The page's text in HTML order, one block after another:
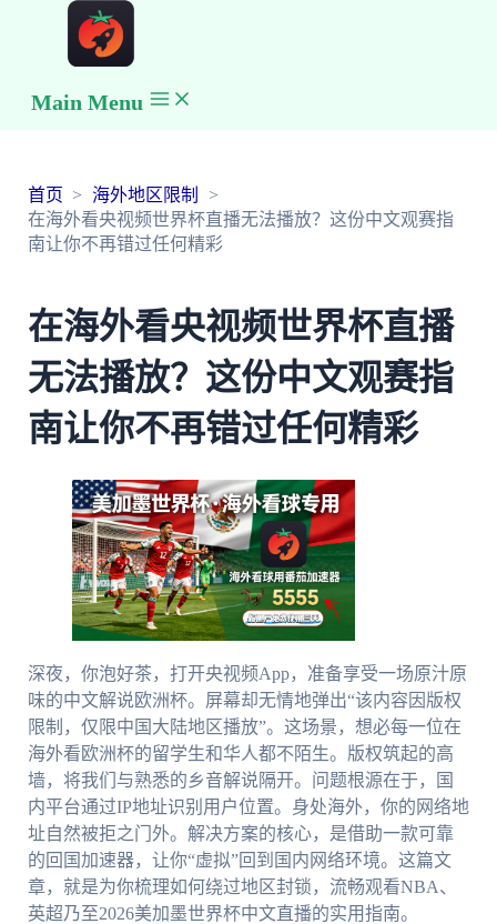
Main Menu
首页
海外地区限制
在海外看央视频世界杯直播无法播放？这份中文观赛指
南让你不再错过任何精彩
在海外看央视频世界杯直播
无法播放？这份中文观赛指
南让你不再错过任何精彩
深夜，你泡好茶，打开央视频App，准备享受一场原汁原
味的中文解说欧洲杯。屏幕却无情地弹出“该内容因版权
限制，仅限中国大陆地区播放”。这场景，想必每一位在
海外看欧洲杯的留学生和华人都不陌生。版权筑起的高
墙，将我们与熟悉的乡音解说隔开。问题根源在于，国
内平台通过IP地址识别用户位置。身处海外，你的网络地
址自然被拒之门外。解决方案的核心，是借助一款可靠
的回国加速器，让你“虚拟”回到国内网络环境。这篇文
章，就是为你梳理如何绕过地区封锁，流畅观看NBA、
英超乃至2026美加墨世界杯中文直播的实用指南。